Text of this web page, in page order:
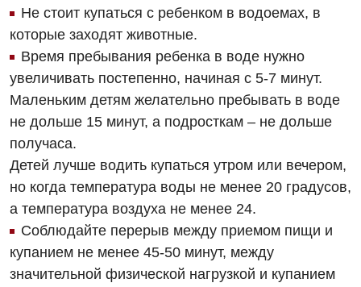
Не стоит купаться с ребенком в водоемах, в
которые заходят животные.
Время пребывания ребенка в воде нужно
увеличивать постепенно, начиная с 5-7 минут.
Маленьким детям желательно пребывать в воде
не дольше 15 минут, а подросткам – не дольше
получаса.
Детей лучше водить купаться утром или вечером,
но когда температура воды не менее 20 градусов,
а температура воздуха не менее 24.
Соблюдайте перерыв между приемом пищи и
купанием не менее 45-50 минут, между
значительной физической нагрузкой и купанием